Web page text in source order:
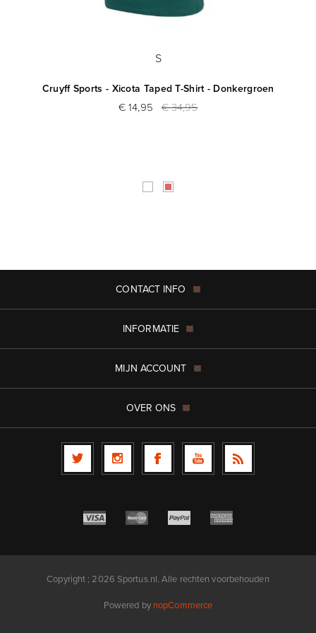
S
Cruyff Sports - Xicota Taped T-Shirt - Donkergroen
€ 14,95 € 34,95
CONTACT INFO
INFORMATIE
MIJN ACCOUNT
OVER ONS
Copyright ; 2026 Sportus.nl. Alle rechten voorbehouden
Powered by nopCommerce